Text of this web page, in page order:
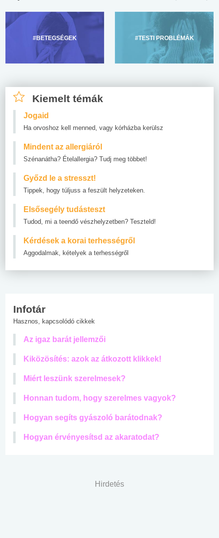
#BETEGSÉGEK #TESTI PROBLÉMÁK
Kiemelt témák
Jogaid
Ha orvoshoz kell menned, vagy kórházba kerülsz
Mindent az allergiáról
Szénanátha? Ételallergia? Tudj meg többet!
Győzd le a stresszt!
Tippek, hogy túljuss a feszült helyzeteken.
Elsősegély tudásteszt
Tudod, mi a teendő vészhelyzetben? Teszteld!
Kérdések a korai terhességről
Aggodalmak, kételyek a terhességről
Infotár
Hasznos, kapcsolódó cikkek
Az igaz barát jellemzői
Kiközösítés: azok az átkozott klikkek!
Miért leszünk szerelmesek?
Honnan tudom, hogy szerelmes vagyok?
Hogyan segíts gyászoló barátodnak?
Hogyan érvényesítsd az akaratodat?
Hirdetés